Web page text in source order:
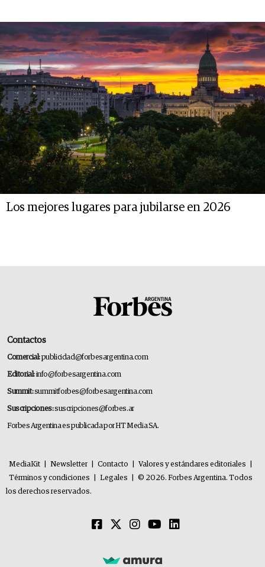
Los mejores lugares para jubilarse en 2026
Contactos
Comercial:publicidad@forbesargentina.com
Editorial:info@forbesargentina.com
Summit:summitforbes@forbesargentina.com
Suscripciones:suscripciones@forbes.ar
Forbes Argentina es publicada por HT Media SA.
MediaKit Newsletter Contacto Valores y estándares editoriales
Términos y condiciones
Legales
© 2026. Forbes Argentina. Todos
los derechos reservados.